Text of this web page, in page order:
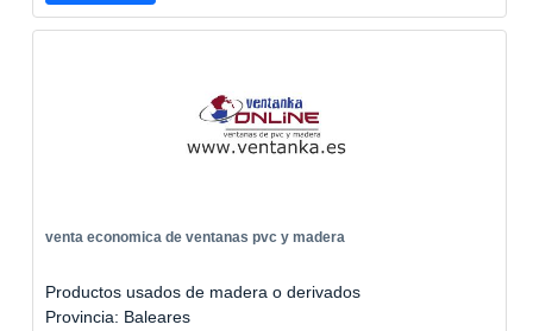
venta economica de ventanas pvc y madera
Productos usados de madera o derivados
Provincia: Baleares